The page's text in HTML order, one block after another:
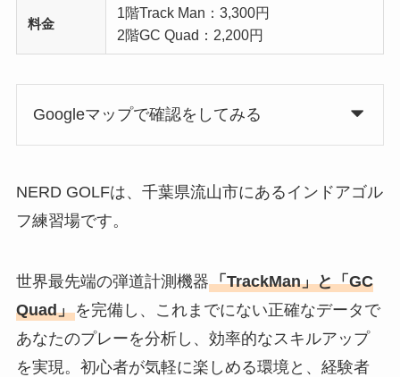
料金
1階Track Man：3,300円
2階GC Quad：2,200円
Googleマップで確認をしてみる
NERD GOLFは、千葉県流山市にあるインドアゴル
フ練習場です。
世界最先端の弾道計測機器「TrackMan」と「GC
Quad」を完備し、これまでにない正確なデータで
あなたのプレーを分析し、効率的なスキルアップ
を実現。初心者が気軽に楽しめる環境と、経験者